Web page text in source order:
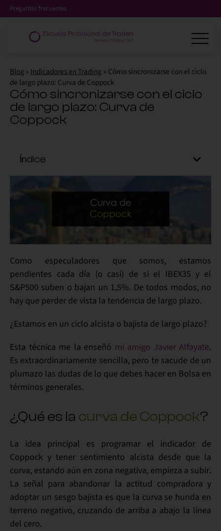
Preguntas frecuentes
Blog » Indicadores en Trading » Cómo sincronizarse con el ciclo
de largo plazo: Curva de Coppock
Cómo sincronizarse con el ciclo
de largo plazo: Curva de
Coppock
Índice
Como especuladores que somos, estamos
pendientes cada día (o casi) de si el IBEX35 y el
S&P500 suben o bajan un 1,5%. De todos modos, no
hay que perder de vista la tendencia de largo plazo.
¿Estamos en un ciclo alcista o bajista de largo plazo?
Esta técnica me la enseñó mi amigo Javier Alfayate.
Es extraordinariamente sencilla, pero te sacude de un
plumazo las dudas de lo que debes hacer en Bolsa en
términos generales.
¿Qué es la curva de Coppock?
La idea principal es programar el indicador de
Coppock y tener sentimiento alcista desde que la
curva, estando aún en zona negativa, empieza a subir.
La señal para abandonar la actitud compradora y
adoptar un sesgo bajista es que la curva se hunda en
terreno negativo, cruzando de arriba a abajo la línea
del cero.